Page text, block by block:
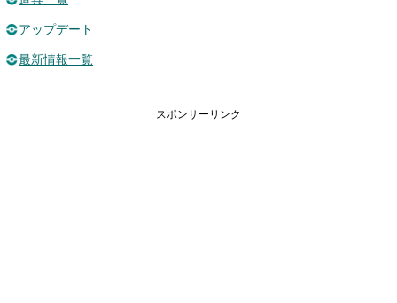
アップデート
最新情報一覧
スポンサーリンク